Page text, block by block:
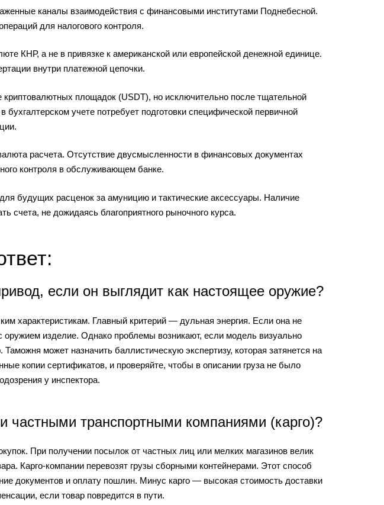
каналы взаимодействия с финансовыми институтами Поднебесной.
для налогового контроля.
КНР, а не в привязке к американской или европейской денежной единице.
внутри платежной цепочки.
площадок (USDT), но исключительно после тщательной
бухгалтерском учете потребует подготовки специфической первичной
расчета. Отсутствие двусмысленности в финансовых документах
контроля в обслуживающем банке.
будущих расценок за амуницию и тактические аксессуары. Наличие
счета, не дожидаясь благоприятного рыночного курса.
если он выглядит как настоящее оружие?
характеристикам. Главный критерий — дульная энергия. Если она не
изделие. Однако проблемы возникают, если модель визуально
может назначить баллистическую экспертизу, которая затянется на
копии сертификатов, и проверяйте, чтобы в описании груза не было
у инспектора.
частными транспортными компаниями (карго)?
При получении посылок от частных лиц или мелких магазинов велик
Карго-компании перевозят грузы сборными контейнерами. Этот способ
документов и оплату пошлин. Минус карго — высокая стоимость доставки
если товар повредится в пути.